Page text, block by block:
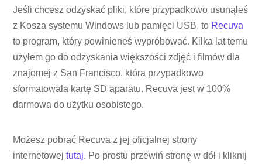
Jeśli chcesz odzyskać pliki, które przypadkowo usunąłeś
z Kosza systemu Windows lub pamięci USB, to Recuva
to program, który powinieneś wypróbować. Kilka lat temu
użyłem go do odzyskania większości zdjęć i filmów dla
znajomej z San Francisco, która przypadkowo
sformatowała kartę SD aparatu. Recuva jest w 100%
darmowa do użytku osobistego.
Możesz pobrać Recuva z jej oficjalnej strony
internetowejtutaj. Po prostu przewiń stronę w dół i kliknij